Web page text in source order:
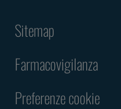
Sitemap
Farmacovigilanza
Preferenze cookie